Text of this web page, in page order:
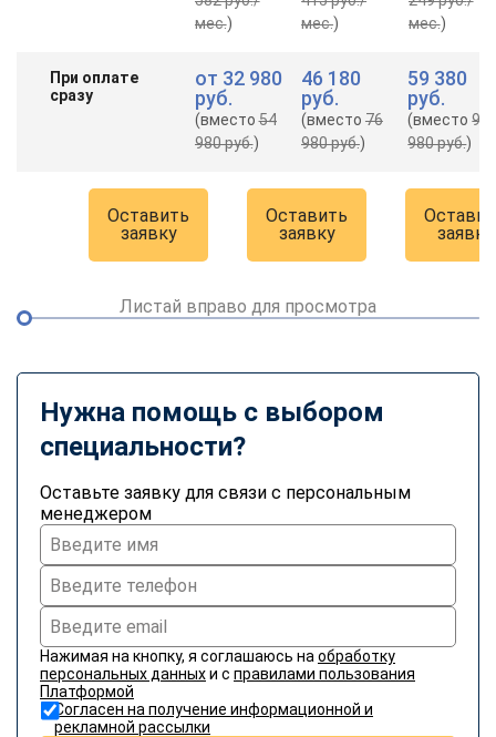
мес.)
мес.)
мес.)
При оплате
сразу
от 32 980
руб.
(вместо54
980 руб.)
46 180
руб.
(вместо 76
980 руб.)
59 380
руб.
(вместо98
980 руб.)
Оставить
заявку
Оставить
заявку
заявку
Листай вправо для просмотра
Нужна помощь с выбором
специальности?
Оставьте заявку для связи с персональным
менеджером
Нажимая на кнопку, я соглашаюсь на обработку
персональных данныхи с правилами пользования
Платформой
Согласен на получение информационной и
рекламной рассылки